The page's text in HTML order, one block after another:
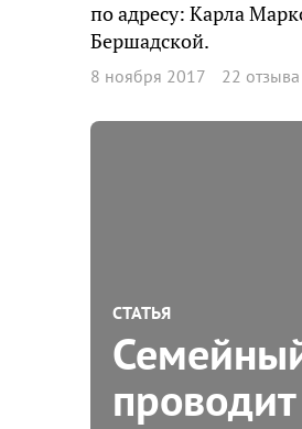
по адресу: Карла
Бершадской.
8 ноября 2017 22 отзыва
СТАТЬЯ